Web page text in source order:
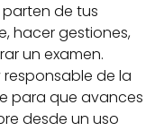
de tus
hacer gestiones,
un examen.
de la
para que avances
desde un uso